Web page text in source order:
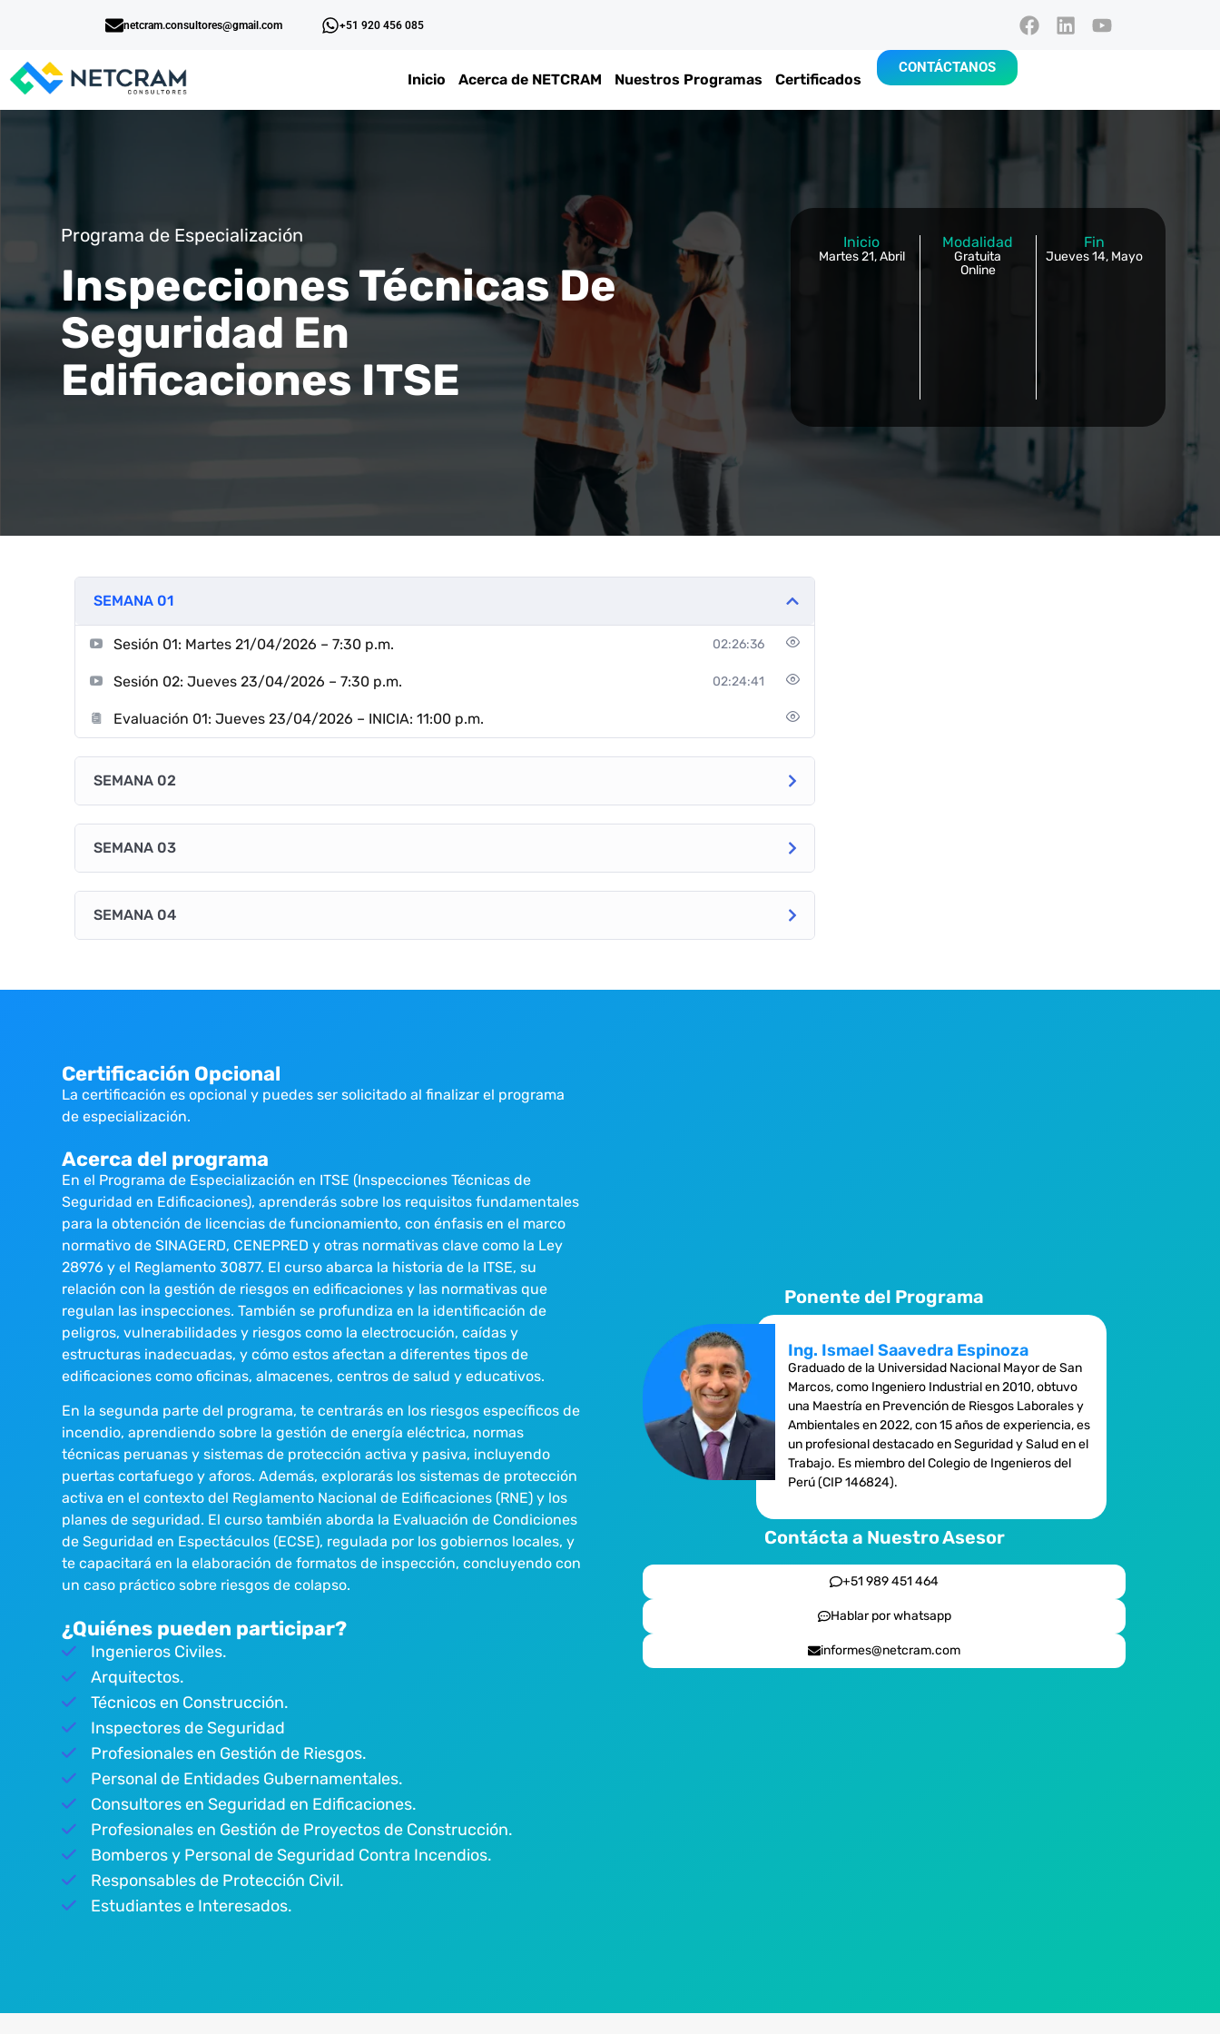
+51 920 456 085
netcram.consultores@gmail.com
Inicio Acerca de NETCRAM Nuestros Programas Certificados
CONTÁCTANOS
Programa de Especialización
Inspecciones Técnicas De
Seguridad En
Edificaciones ITSE
Inicio
Martes 21, Abril
Modalidad
Gratuita
Online
Fin
Jueves 14, Mayo
SEMANA 01
Sesión 01: Martes 21/04/2026 – 7:30 p.m. 02:26:36
Sesión 02: Jueves 23/04/2026 – 7:30 p.m. 02:24:41
Evaluación 01: Jueves 23/04/2026 – INICIA: 11:00 p.m.
SEMANA 02
SEMANA 03
SEMANA 04
Ponente del Programa
Ing. Ismael Saavedra Espinoza
Graduado de la Universidad Nacional Mayor de San
Marcos, como Ingeniero Industrial en 2010, obtuvo
una Maestría en Prevención de Riesgos Laborales y
Ambientales en 2022, con 15 años de experiencia, es
un profesional destacado en Seguridad y Salud en el
Trabajo. Es miembro del Colegio de Ingenieros del
Perú (CIP 146824).
Contácta a Nuestro Asesor
+51 989 451 464
Hablar por whatsapp
informes@netcram.com
Certificación Opcional
La certificación es opcional y puedes ser solicitado al finalizar el programa
de especialización.
Acerca del programa
En el Programa de Especialización en ITSE (Inspecciones Técnicas de
Seguridad en Edificaciones), aprenderás sobre los requisitos fundamentales
para la obtención de licencias de funcionamiento, con énfasis en el marco
normativo de SINAGERD, CENEPRED y otras normativas clave como la Ley
28976 y el Reglamento 30877. El curso abarca la historia de la ITSE, su
relación con la gestión de riesgos en edificaciones y las normativas que
regulan las inspecciones. También se profundiza en la identificación de
peligros, vulnerabilidades y riesgos como la electrocución, caídas y
estructuras inadecuadas, y cómo estos afectan a diferentes tipos de
edificaciones como oficinas, almacenes, centros de salud y educativos.
En la segunda parte del programa, te centrarás en los riesgos específicos de
incendio, aprendiendo sobre la gestión de energía eléctrica, normas
técnicas peruanas y sistemas de protección activa y pasiva, incluyendo
puertas cortafuego y aforos. Además, explorarás los sistemas de protección
activa en el contexto del Reglamento Nacional de Edificaciones (RNE) y los
planes de seguridad. El curso también aborda la Evaluación de Condiciones
de Seguridad en Espectáculos (ECSE), regulada por los gobiernos locales, y
te capacitará en la elaboración de formatos de inspección, concluyendo con
un caso práctico sobre riesgos de colapso.
¿Quiénes pueden participar?
Ingenieros Civiles.
Arquitectos.
Técnicos en Construcción.
Inspectores de Seguridad
Profesionales en Gestión de Riesgos.
Personal de Entidades Gubernamentales.
Consultores en Seguridad en Edificaciones.
Profesionales en Gestión de Proyectos de Construcción.
Bomberos y Personal de Seguridad Contra Incendios.
Responsables de Protección Civil.
Estudiantes e Interesados.